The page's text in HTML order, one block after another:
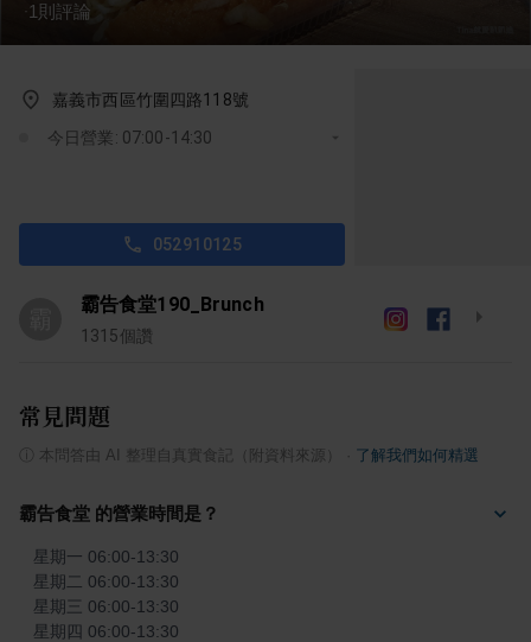
· 1 則評論
嘉義市西區竹圍四路118號
今日營業: 07:00-14:30
052910125
霸告食堂190_Brunch
1315個讚
常見問題
本問答由 AI 整理自真實食記（附資料來源） 了解我們如何精選
霸告食堂 的營業時間是？
星期一 06:00-13:30
星期二 06:00-13:30
星期三 06:00-13:30
星期四 06:00-13:30